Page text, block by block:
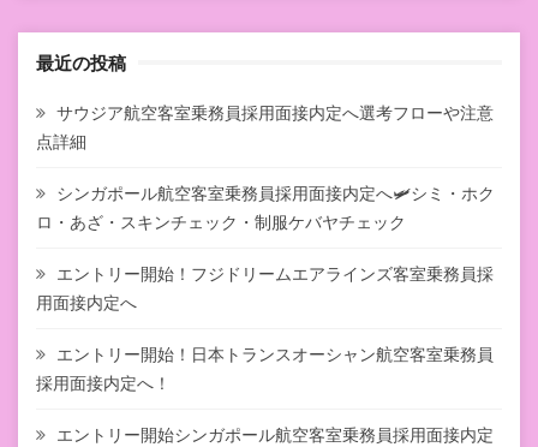
最近の投稿
サウジア航空客室乗務員採用面接内定へ選考フローや注意
点詳細
シンガポール航空客室乗務員採用面接内定へ🛩シミ・ホク
ロ・あざ・スキンチェック・制服ケバヤチェック
エントリー開始！フジドリームエアラインズ客室乗務員採
用面接内定へ
エントリー開始！日本トランスオーシャン航空客室乗務員
採用面接内定へ！
エントリー開始シンガポール航空客室乗務員採用面接内定